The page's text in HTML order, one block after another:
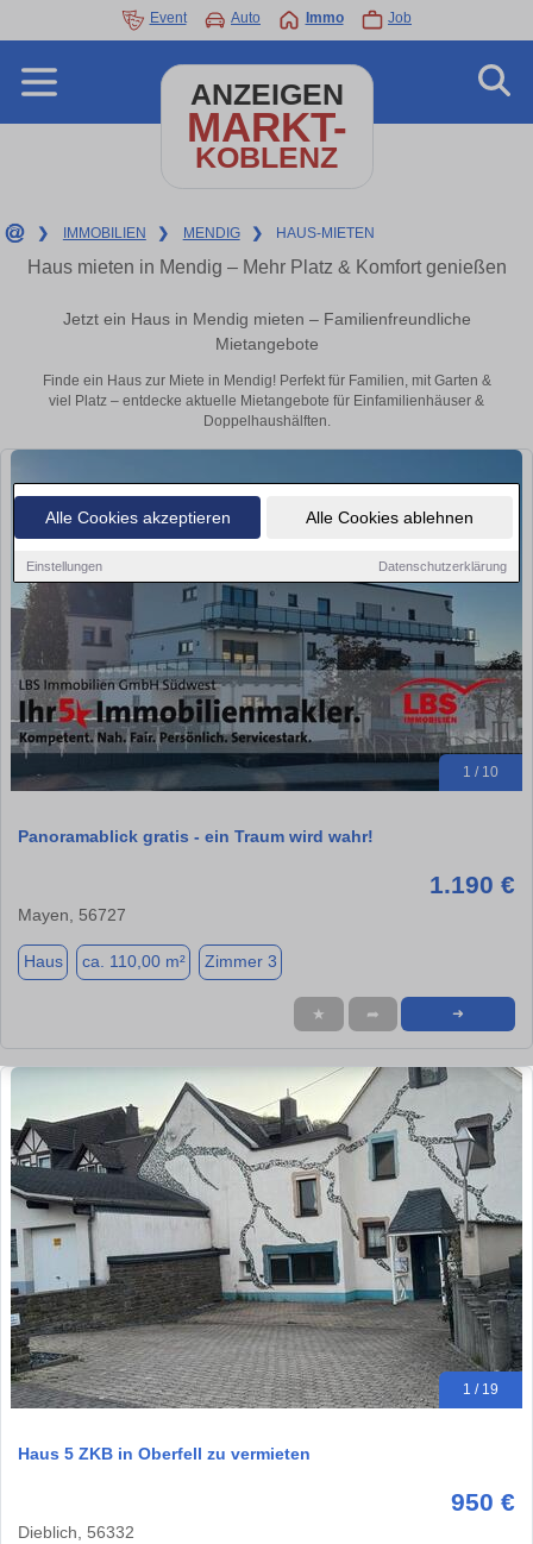
Alle Cookies akzeptieren Alle Cookies ablehnen
Einstellungen Datenschutzerklärung
Event Auto Immo Job
ANZEIGEN
MARKT-
KOBLENZ
❯ IMMOBILIEN ❯ MENDIG ❯ HAUS-MIETEN
Haus mieten in Mendig – Mehr Platz & Komfort genießen
Jetzt ein Haus in Mendig mieten – Familienfreundliche
Mietangebote
Finde ein Haus zur Miete in Mendig! Perfekt für Familien, mit Garten &
viel Platz – entdecke aktuelle Mietangebote für Einfamilienhäuser &
Doppelhaushälften.
1 / 10
Panoramablick gratis - ein Traum wird wahr!
1.190 €
Mayen, 56727
Haus ca. 110,00 m² Zimmer 3
★ ➦ ➜
1 / 19
Haus 5 ZKB in Oberfell zu vermieten
950 €
Dieblich, 56332